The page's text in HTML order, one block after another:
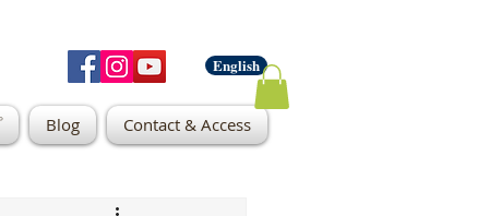
English
Blog Contact & Access